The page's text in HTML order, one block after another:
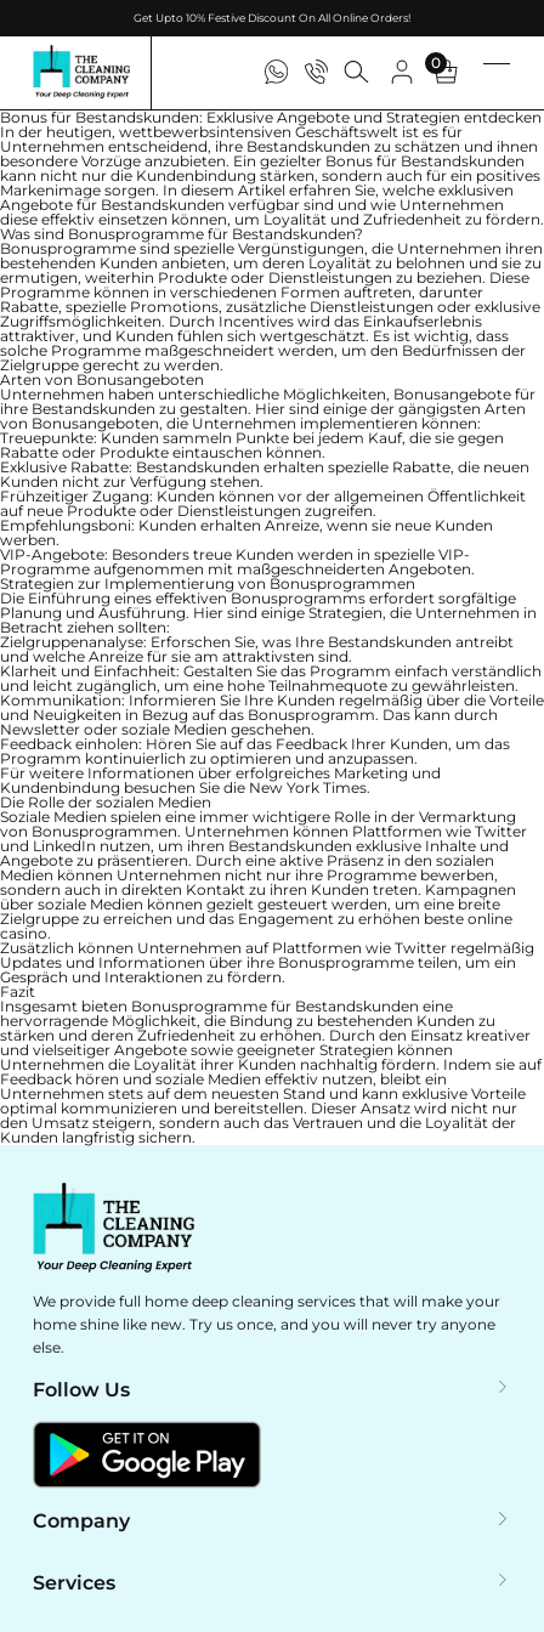
Get Upto 10% Festive Discount On All Online Orders!
0
Bonus für Bestandskunden: Exklusive Angebote und Strategien entdecken
In der heutigen, wettbewerbsintensiven Geschäftswelt ist es für
Unternehmen entscheidend, ihre Bestandskunden zu schätzen und ihnen
besondere Vorzüge anzubieten. Ein gezielter Bonus für Bestandskunden
kann nicht nur die Kundenbindung stärken, sondern auch für ein positives
Markenimage sorgen. In diesem Artikel erfahren Sie, welche exklusiven
Angebote für Bestandskunden verfügbar sind und wie Unternehmen
diese effektiv einsetzen können, um Loyalität und Zufriedenheit zu fördern.
Was sind Bonusprogramme für Bestandskunden?
Bonusprogramme sind spezielle Vergünstigungen, die Unternehmen ihren
bestehenden Kunden anbieten, um deren Loyalität zu belohnen und sie zu
ermutigen, weiterhin Produkte oder Dienstleistungen zu beziehen. Diese
Programme können in verschiedenen Formen auftreten, darunter
Rabatte, spezielle Promotions, zusätzliche Dienstleistungen oder exklusive
Zugriffsmöglichkeiten. Durch Incentives wird das Einkaufserlebnis
attraktiver, und Kunden fühlen sich wertgeschätzt. Es ist wichtig, dass
solche Programme maßgeschneidert werden, um den Bedürfnissen der
Zielgruppe gerecht zu werden.
Arten von Bonusangeboten
Unternehmen haben unterschiedliche Möglichkeiten, Bonusangebote für
ihre Bestandskunden zu gestalten. Hier sind einige der gängigsten Arten
von Bonusangeboten, die Unternehmen implementieren können:
Treuepunkte:Kunden sammeln Punkte bei jedem Kauf, die sie gegen
Rabatte oder Produkte eintauschen können.
Exklusive Rabatte: Bestandskunden erhalten spezielle Rabatte, die neuen
Kunden nicht zur Verfügung stehen.
Frühzeitiger Zugang: Kunden können vor der allgemeinen Öffentlichkeit
auf neue Produkte oder Dienstleistungen zugreifen.
Empfehlungsboni: Kunden erhalten Anreize, wenn sie neue Kunden
werben.
VIP-Angebote: Besonders treue Kunden werden in spezielle VIP-
Programme aufgenommen mit maßgeschneiderten Angeboten.
Strategien zur Implementierung von Bonusprogrammen
Die Einführung eines effektiven Bonusprogramms erfordert sorgfältige
Planung und Ausführung. Hier sind einige Strategien, die Unternehmen in
Betracht ziehen sollten:
Zielgruppenanalyse: Erforschen Sie, was Ihre Bestandskunden antreibt
und welche Anreize für sie am attraktivsten sind.
Klarheit und Einfachheit: Gestalten Sie das Programm einfach verständlich
und leicht zugänglich, um eine hohe Teilnahmequote zu gewährleisten.
Kommunikation:Informieren Sie Ihre Kunden regelmäßig über die Vorteile
und Neuigkeiten in Bezug auf das Bonusprogramm. Das kann durch
Newsletter oder soziale Medien geschehen.
Feedback einholen: Hören Sie auf das Feedback Ihrer Kunden, um das
Programm kontinuierlich zu optimieren und anzupassen.
Für weitere Informationen über erfolgreiches Marketing und
Kundenbindung besuchen Sie die New York Times.
Die Rolle der sozialen Medien
Soziale Medien spielen eine immer wichtigere Rolle in der Vermarktung
von Bonusprogrammen. Unternehmen können Plattformen wie Twitter
und LinkedIn nutzen, um ihren Bestandskunden exklusive Inhalte und
Angebote zu präsentieren. Durch eine aktive Präsenz in den sozialen
Medien können Unternehmen nicht nur ihre Programme bewerben,
sondern auch in direkten Kontakt zu ihren Kunden treten. Kampagnen
über soziale Medien können gezielt gesteuert werden, um eine breite
Zielgruppe zu erreichen und das Engagement zu erhöhen beste online
casino.
Zusätzlich können Unternehmen auf Plattformen wie Twitter regelmäßig
Updates und Informationen über ihre Bonusprogramme teilen, um ein
Gespräch und Interaktionen zu fördern.
Fazit
Insgesamt bieten Bonusprogramme für Bestandskunden eine
hervorragende Möglichkeit, die Bindung zu bestehenden Kunden zu
stärken und deren Zufriedenheit zu erhöhen. Durch den Einsatz kreativer
und vielseitiger Angebote sowie geeigneter Strategien können
Unternehmen die Loyalität ihrer Kunden nachhaltig fördern. Indem sie auf
Feedback hören und soziale Medien effektiv nutzen, bleibt ein
Unternehmen stets auf dem neuesten Stand und kann exklusive Vorteile
optimal kommunizieren und bereitstellen. Dieser Ansatz wird nicht nur
den Umsatz steigern, sondern auch das Vertrauen und die Loyalität der
Kunden langfristig sichern.
We provide full home deep cleaning services that will make your
home shine like new. Try us once, and you will never try anyone
else.
Follow Us
Company
Services